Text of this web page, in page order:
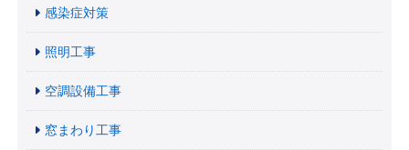
感染症対策
照明工事
空調設備工事
窓まわり工事